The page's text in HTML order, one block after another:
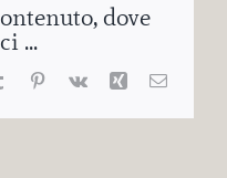
dove
...
TumblrPinterest
Vk Xing Email